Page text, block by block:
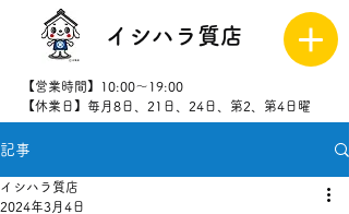
イシハラ質店
【営業時間】10:00～19:00
【休業日】毎月8日、21日、24日、第2、第4日曜
8523
記事
イシハラ質店
2024年3月4日